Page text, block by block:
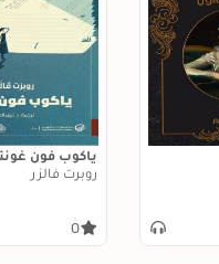
ياكوب فون
روبرت فالزر
0